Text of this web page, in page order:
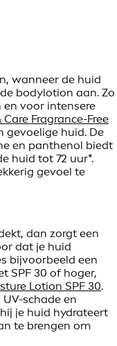
wanneer de huid
bodylotion aan. Zo
en voor intensere
Care Fragrance-Free
gevoelige huid. De
en panthenol biedt
huid tot 72 uur*.
gevoel te
dan zorgt een
dat je huid
bijvoorbeeld een
SPF 30 of hoger,
Lotion SPF 30.
schade en
je huid hydrateert
te brengen om